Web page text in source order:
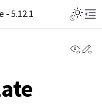
- 5.12.1